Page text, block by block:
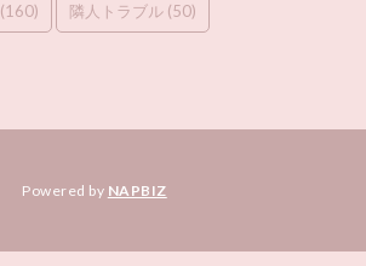
(160) 隣人トラブル (50)
Powered by NAPBIZ